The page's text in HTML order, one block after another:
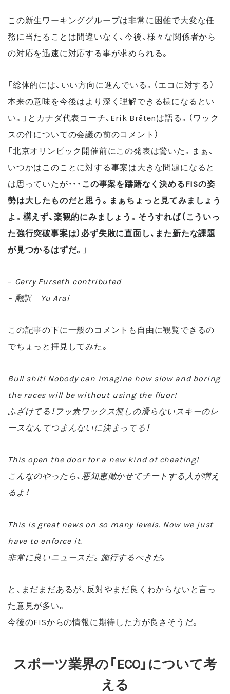
この新生ワーキンググループは非常に困難で大変な任
務に当たることは間違いなく、今後、様々な関係者から
の対応を迅速に対応する事が求められる。
「総体的には、いい方向に進んでいる。（エコに対する）
本来の意味を今後はより深く理解できる様になるとい
い。」とカナダ代表コーチ、Erik Bråtenは語る。（ワック
スの件についての会議の前のコメント）
「北京オリンピック開催前にこの発表は驚いた。まぁ、
いつかはこのことに対する事案は大きな問題になると
は思っていたが・・・ この事案を躊躇なく決めるFISの姿
勢は大したものだと思う。まぁちょっと見てみましょう
よ。構えず、楽観的にみましょう。そうすれば（こういっ
た強行突破事案は）必ず失敗に直面し、また新たな課題
が見つかるはずだ。 」
– Gerry Furseth contributed
– 翻訳 Yu Arai
この記事の下に一般のコメントも自由に観覧できるの
でちょっと拝見してみた。
Bull shit! Nobody can imagine how slow and boring
the races will be without using the fluor!
ふざけてる！フッ素ワックス無しの滑らないスキーのレ
ースなんてつまんないに決まってる！
This open the door for a new kind of cheating!
こんなのやったら、悪知恵働かせてチートする人が増え
るよ！
This is great news on so many levels. Now we just
have to enforce it.
非常に良いニュースだ。施行するべきだ。
と、まだまだあるが、反対やまだ良くわからないと言っ
た意見が多い。
今後のFISからの情報に期待した方が良さそうだ。
スポーツ業界の「ECO」について考
える